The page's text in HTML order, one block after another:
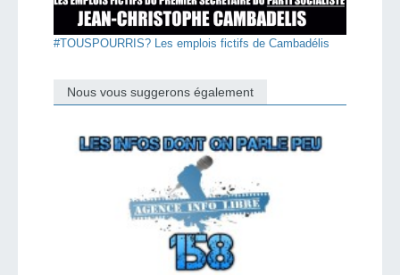
#TOUSPOURRIS? Les emplois fictifs de Cambadélis
Nous vous suggerons également